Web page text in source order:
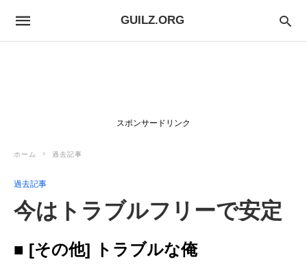
GUILZ.ORG
スポンサードリンク
ホーム 過去記事
過去記事
今はトラブルフリーで安定
■ [その他] トラブルな俺